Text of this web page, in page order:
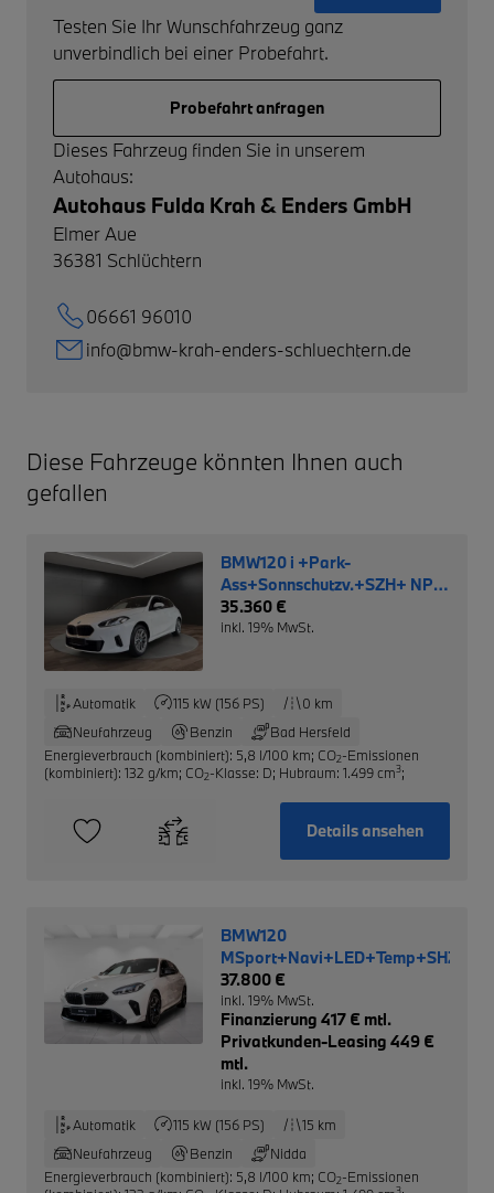
Testen Sie Ihr Wunschfahrzeug ganz
unverbindlich bei einer Probefahrt.
Probefahrt anfragen
Dieses Fahrzeug finden Sie in unserem
Autohaus:
Autohaus Fulda Krah & Enders GmbH
Elmer Aue
36381 Schlüchtern
06661 96010
info@bmw-krah-enders-schluechtern.de
Diese Fahrzeuge könnten Ihnen auch
gefallen
BMW120 i +Park-
Ass+Sonnschutzv.+SZH+ NP:
40.220,- €
35.360 €
inkl. 19% MwSt.
Automatik 115 kW (156 PS)
0 km
Neufahrzeug
Benzin
Bad Hersfeld
Energieverbrauch (kombiniert): 5,8 l/100 km; CO2-Emissionen
(kombiniert): 132 g/km; CO2-Klasse: D; Hubraum: 1.499 cm3;
Details ansehen
BMW120
37.800 €
inkl. 19% MwSt.
Finanzierung 417 € mtl.
Privatkunden-Leasing 449 €
mtl.
inkl. 19% MwSt.
Automatik 115 kW (156 PS)
15 km
Neufahrzeug
Benzin
Nidda
Energieverbrauch (kombiniert): 5,8 l/100 km; CO2-Emissionen